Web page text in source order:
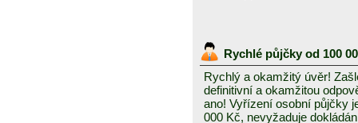
Rychlé půjčky od 100
Rychlý a okamžitý úvěr!
definitivní a okamžitou
ano! Vyřízení osobní půjčky
000 Kč, nevyžaduje